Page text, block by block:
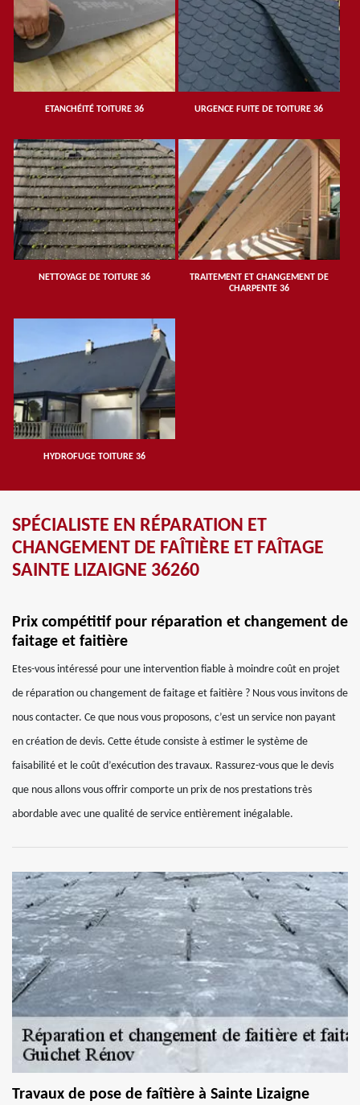
ETANCHÉITÉ TOITURE 36 URGENCE FUITE DE TOITURE 36
NETTOYAGE DE TOITURE 36
TRAITEMENT ET CHANGEMENT DE
CHARPENTE 36
HYDROFUGE TOITURE 36
SPÉCIALISTE EN RÉPARATION ET
CHANGEMENT DE FAÎTIÈRE ET FAÎTAGE
SAINTE LIZAIGNE 36260
Prix compétitif pour réparation et changement de
faitage et faitière
Etes-vous intéressé pour une intervention fiable à moindre coût en projet
de réparation ou changement de faitage et faitière ? Nous vous invitons de
nous contacter. Ce que nous vous proposons, c’est un service non payant
en création de devis. Cette étude consiste à estimer le système de
faisabilité et le coût d’exécution des travaux. Rassurez-vous que le devis
que nous allons vous offrir comporte un prix de nos prestations très
abordable avec une qualité de service entièrement inégalable.
Travaux de pose de faîtière à Sainte Lizaigne